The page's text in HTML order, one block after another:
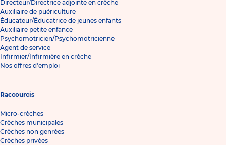
Directeur/Directrice adjointe en crèche
Auxiliaire de puériculture
Éducateur/Éducatrice de jeunes enfants
Auxiliaire petite enfance
Psychomotricien/Psychomotricienne
Agent de service
Infirmier/Infirmière en crèche
Nos offres d'emploi
Raccourcis
Micro-crèches
Crèches municipales
Crèches non genrées
Crèches privées